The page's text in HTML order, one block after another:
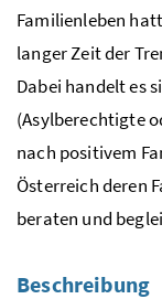
Familienleben
langer Zeit der
Dabei handelt es
(Asylberechtigte
nach positivem
Österreich deren
beraten und
Beschreibung